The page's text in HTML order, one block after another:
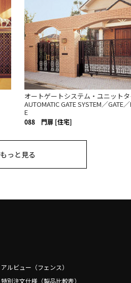
オートゲートシステム・ユニット
AUTOMATIC GATE SYSTEM／GATE
E
088 門扉 [住宅]
もっと見る
アルビュー（フェンス）
特別注文仕様（製品比較表）